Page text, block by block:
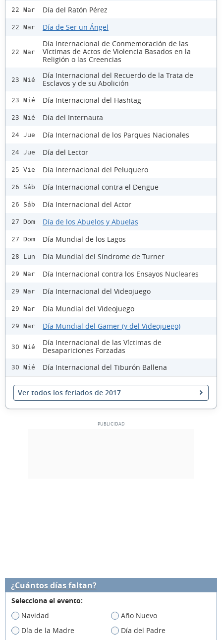
22 Mar Día del Ratón Pérez
22 Mar Día de Ser un Ángel
22 Mar
Día Internacional de Conmemoración de las
Víctimas de Actos de Violencia Basados en la
Religión o las Creencias
23 Mié
Día Internacional del Recuerdo de la Trata de
Esclavos y de su Abolición
23 Mié Día Internacional del Hashtag
23 Mié Día del Internauta
24 Jue Día Internacional de los Parques Nacionales
24 Jue Día del Lector
25 Vie Día Internacional del Peluquero
26 Sáb Día Internacional contra el Dengue
26 Sáb Día Internacional del Actor
27 Dom Día de los Abuelos y Abuelas
27 Dom Día Mundial de los Lagos
28 Lun Día Mundial del Síndrome de Turner
29 Mar Día Internacional contra los Ensayos Nucleares
29 Mar Día Internacional del Videojuego
29 Mar Día Mundial del Videojuego
29 Mar Día Mundial del Gamer (y del Videojuego)
30 Mié
Día Internacional de las Víctimas de
Desapariciones Forzadas
30 Mié Día Internacional del Tiburón Ballena
Ver todos los feriados de 2017
¿Cuántos días faltan?
Selecciona el evento:
Navidad
Año Nuevo
Día de la Madre
Día del Padre